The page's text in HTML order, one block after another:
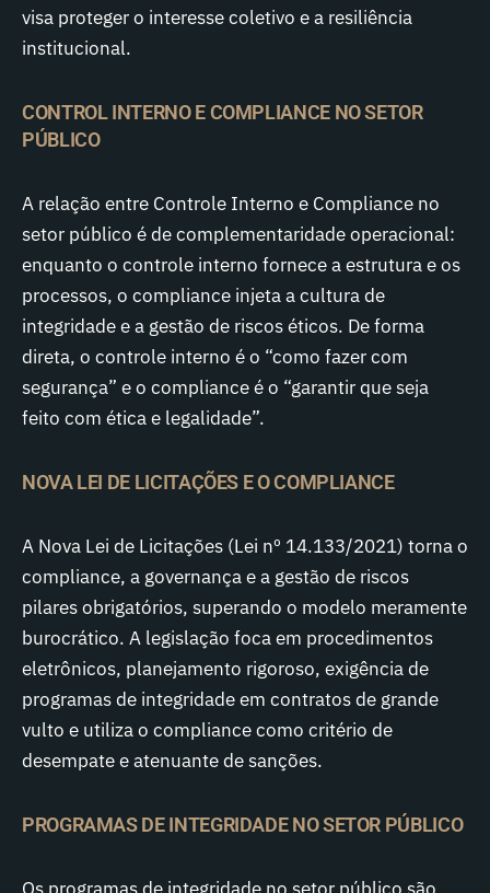
visa proteger o interesse coletivo e a resiliência
institucional.
CONTROL INTERNO E COMPLIANCE NO SETOR
PÚBLICO
A relação entre Controle Interno e Compliance no
setor público é de complementaridade operacional:
enquanto o controle interno fornece a estrutura e os
processos, o compliance injeta a cultura de
integridade e a gestão de riscos éticos. De forma
direta, o controle interno é o “como fazer com
segurança” e o compliance é o “garantir que seja
feito com ética e legalidade”.
NOVA LEI DE LICITAÇÕES E O COMPLIANCE
A Nova Lei de Licitações (Lei nº 14.133/2021) torna o
compliance, a governança e a gestão de riscos
pilares obrigatórios, superando o modelo meramente
burocrático. A legislação foca em procedimentos
eletrônicos, planejamento rigoroso, exigência de
programas de integridade em contratos de grande
vulto e utiliza o compliance como critério de
desempate e atenuante de sanções.
PROGRAMAS DE INTEGRIDADE NO SETOR PÚBLICO